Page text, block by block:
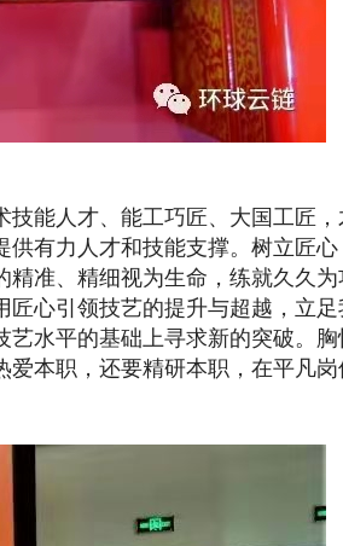
能人才、能工巧匠、大国工匠，
有力人才和技能支撑。树立匠心
准、精细视为生命，练就久久为
心引领技艺的提升与超越，立足
水平的基础上寻求新的突破。胸
本职，还要精研本职，在平凡岗